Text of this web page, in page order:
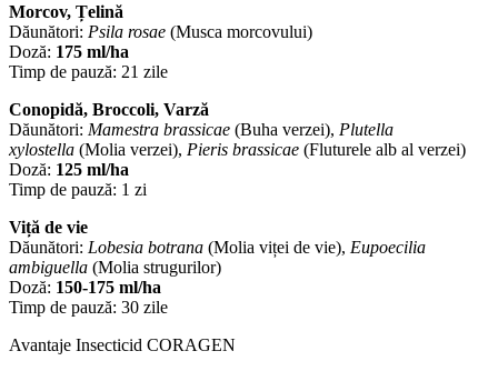
Morcov, Țelină
Dăunători: Psila rosae (Musca morcovului)
Doză: 175 ml/ha
Timp de pauză: 21 zile
Conopidă, Broccoli, Varză
Dăunători: Mamestra brassicae (Buha verzei), Plutella
xylostella (Molia verzei), Pieris brassicae (Fluturele alb al verzei)
Doză: 125 ml/ha
Timp de pauză: 1 zi
Viță de vie
Dăunători: Lobesia botrana (Molia viței de vie), Eupoecilia
ambiguella (Molia strugurilor)
Doză: 150-175 ml/ha
Timp de pauză: 30 zile
Avantaje Insecticid CORAGEN